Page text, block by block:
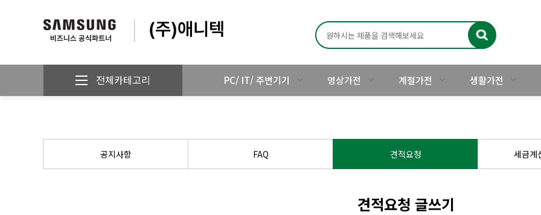
전체카테고리 PC/ IT/ 주변기기 영상가전 계절가전 생활가전
공지사항 FAQ 견적요청 세금계
견적요청 글쓰기